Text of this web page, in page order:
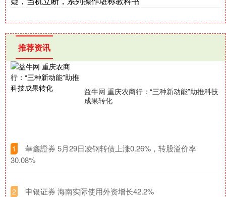
推荐资讯
益牛网 重庆农商行：“三种新动能”助推科技
成果转化
1
​華鑫證券 5月29日凌钢转债上涨0.26%，转股溢价率
30.08%
2 ​申银证券 海南实际使用外资增长42.2%